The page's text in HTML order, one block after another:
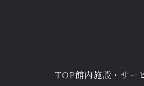
TOP館内施設・ サー